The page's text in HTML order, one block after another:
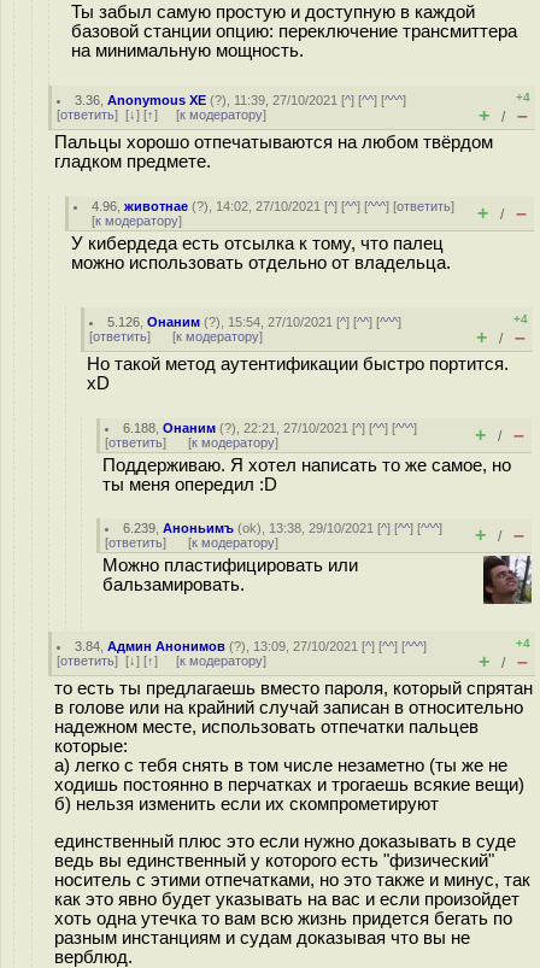
Ты забыл самую простую и доступную в каждой
базовой станции опцию: переключение трансмиттера
на минимальную мощность.
3.36 ,Anonymous XE (?), 11:39, 27/10/2021 [^] [^^] [^^^]
[ответить] [↓] [↑] [к модератору]
+4
+ / –
Пальцы хорошо отпечатываются на любом твёрдом
гладком предмете.
4.96 ,животнае (?), 14:02, 27/10/2021 [^] [^^] [^^^] [ответить]
[к модератору] + / –
У кибердеда есть отсылка к тому, что палец
можно использовать отдельно от владельца.
5.126 ,Онаним (?), 15:54, 27/10/2021 [^] [^^] [^^^]
[ответить] [к модератору]
+4
+ / –
Но такой метод аутентификации быстро портится.
xD
6.188 ,Онаним (?), 22:21, 27/10/2021 [^] [^^] [^^^]
[ответить] [к модератору] + / –
Поддерживаю. Я хотел написать то же самое, но
ты меня опередил :D
6.239 ,Аноньимъ (ok), 13:38, 29/10/2021 [^] [^^] [^^^]
[ответить] [к модератору] + / –
Можно пластифицировать или
бальзамировать.
3.84 ,Админ Анонимов (?), 13:09, 27/10/2021 [^] [^^] [^^^]
[ответить] [↓] [↑] [к модератору]
+4
+ / –
то есть ты предлагаешь вместо пароля, который спрятан
в голове или на крайний случай записан в относительно
надежном месте, использовать отпечатки пальцев
которые:
a) легко с тебя снять в том числе незаметно (ты же не
ходишь постоянно в перчатках и трогаешь всякие вещи)
б) нельзя изменить если их скомпрометируют
единственный плюс это если нужно доказывать в суде
ведь вы единственный у которого есть "физический"
носитель с этими отпечатками, но это также и минус, так
как это явно будет указывать на вас и если произойдет
хоть одна утечка то вам всю жизнь придется бегать по
разным инстанциям и судам доказывая что вы не
верблюд.